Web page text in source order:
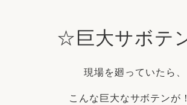
☆巨大サボテ
現場を廻っていたら、
こんな巨大なサボテンが